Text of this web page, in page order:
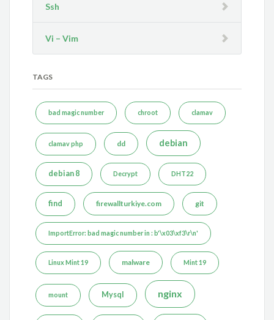
Ssh
Vi – Vim
TAGS
bad magic number chroot clamav
clamav php dd debian
debian 8 Decrypt DHT22
find firewallturkiye.com git
ImportError: bad magic number in : b'\x03\xf3\r\n'
Linux Mint 19 malware Mint 19
mount Mysql nginx